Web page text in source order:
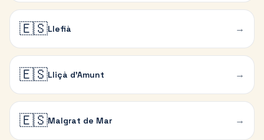
🇪🇸Llefià →
🇪🇸Lliçà d'Amunt →
🇪🇸Malgrat de Mar →